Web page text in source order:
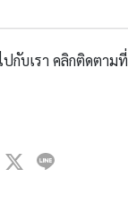
ปกับเรา คลิกติดตามที่